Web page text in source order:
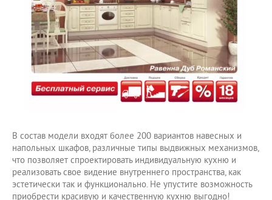
В состав модели входят более 200 вариантов навесных и
напольных шкафов, различные типы выдвижных механизмов,
что позволяет спроектировать индивидуальную кухню и
реализовать свое видение внутреннего пространства, как
эстетически так и функционально. Не упустите возможность
приобрести красивую и качественную кухню выгодно!